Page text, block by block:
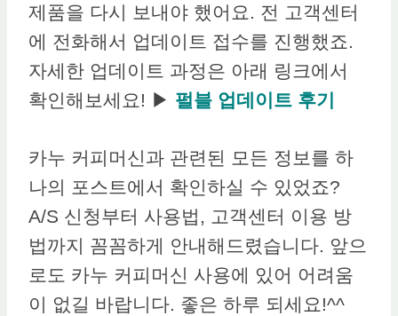
제품을 다시 보내야 했어요. 전 고객센터
에 전화해서 업데이트 접수를 진행했죠.
자세한 업데이트 과정은 아래 링크에서
확인해보세요! ▶ 펄블 업데이트 후기
카누 커피머신과 관련된 모든 정보를 하
나의 포스트에서 확인하실 수 있었죠?
A/S 신청부터 사용법, 고객센터 이용 방
법까지 꼼꼼하게 안내해드렸습니다. 앞으
로도 카누 커피머신 사용에 있어 어려움
이 없길 바랍니다. 좋은 하루 되세요!^^